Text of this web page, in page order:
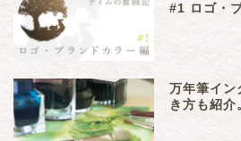
#1 ロゴ・
万年筆イン
き方も紹介